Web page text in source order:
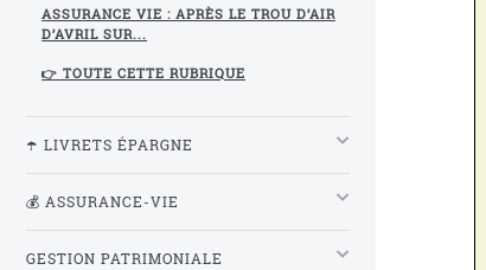
ASSURANCE VIE : APRÈS LE TROU D’AIR
D’AVRIL SUR...
👉 TOUTE CETTE RUBRIQUE
☂️ LIVRETS ÉPARGNE
💰 ASSURANCE-VIE
GESTION PATRIMONIALE